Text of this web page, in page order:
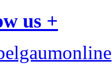
us +